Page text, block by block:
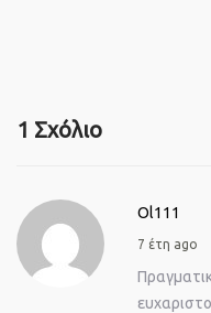
1 Σχόλιο
Ol111
7 έτη ago